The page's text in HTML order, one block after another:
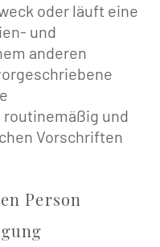
oder läuft eine
und
anderen
routinemäßig und
Vorschriften
Person